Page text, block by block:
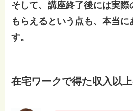
そして、講座終了後には実際
もらえるという点も、本当
す。
在宅ワークで得た収入以